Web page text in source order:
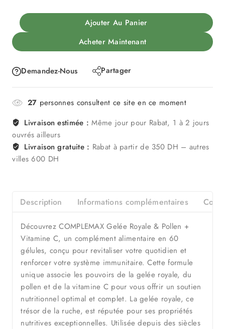
Ajouter Au Panier
Acheter Maintenant
Demandez-Nous Partager
27 personnes consultent ce site en ce moment
Livraison estimée : Même jour pour Rabat, 1 à 2 jours
ouvrés ailleurs
Livraison gratuite : Rabat à partir de 350 DH – autres
villes 600 DH
Description Informations complémentaires
Découvrez COMPLEMAX Gelée Royale & Pollen +
Vitamine C, un complément alimentaire en 60
gélules, conçu pour revitaliser votre quotidien et
renforcer votre système immunitaire. Cette formule
unique associe les pouvoirs de la gelée royale, du
pollen et de la vitamine C pour vous offrir un soutien
nutritionnel optimal et complet. La gelée royale, ce
trésor de la ruche, est réputée pour ses propriétés
nutritives exceptionnelles. Utilisée depuis des siècles